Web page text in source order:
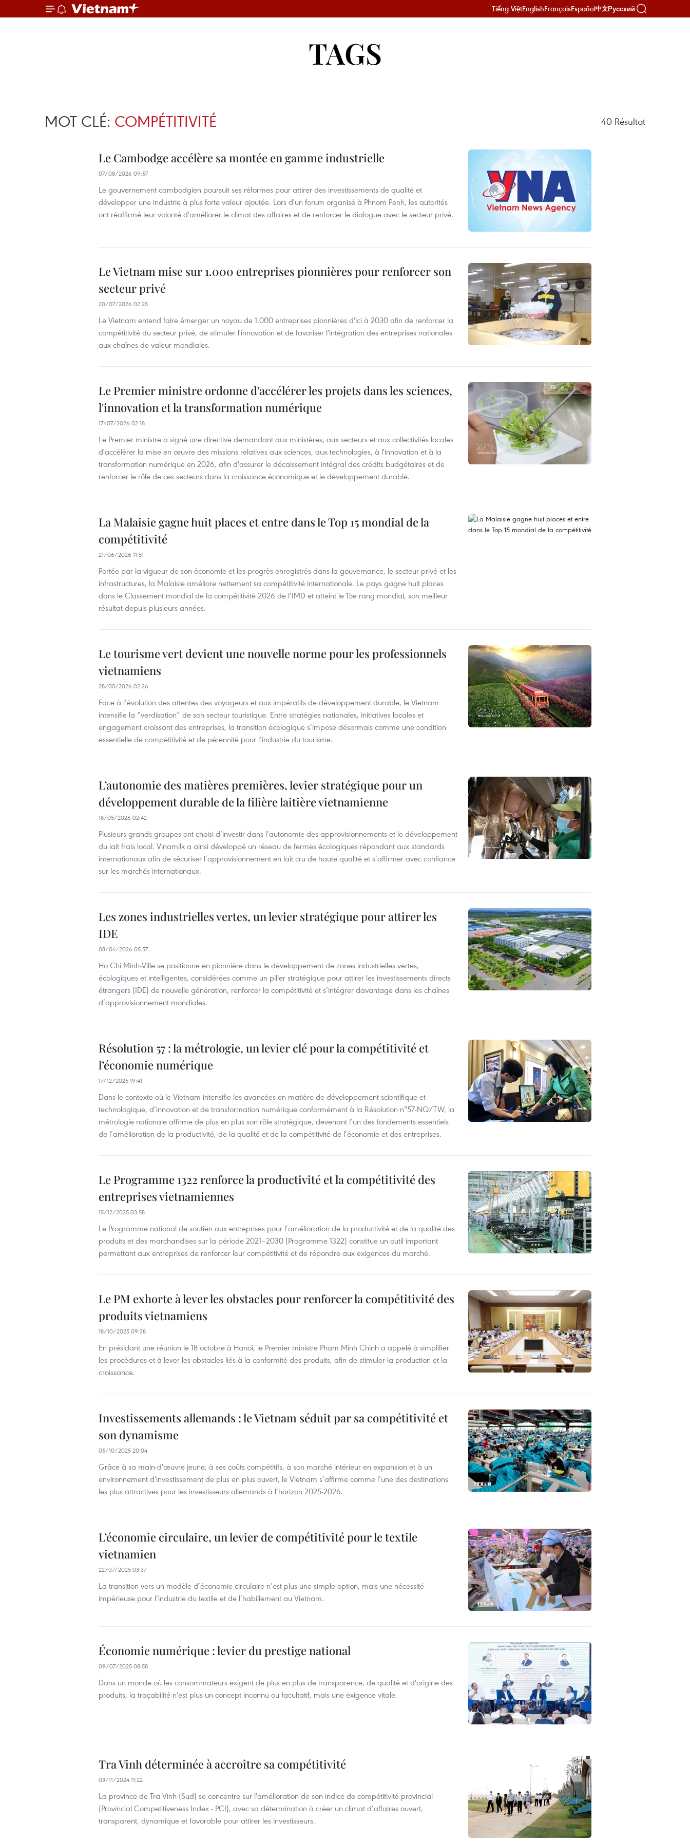
Tiếng ViệtEnglishFrançaisEspañol中文Русский
TAGS
MOT CLÉ: COMPÉTITIVITÉ 40 Résultat
Le Cambodge accélère sa montée en gamme industrielle
07/08/2026 09:57
Le gouvernement cambodgien poursuit ses réformes pour attirer des investissements de qualité et
développer une industrie à plus forte valeur ajoutée. Lors d'un forum organisé à Phnom Penh, les autorités
ont réaffirmé leur volonté d'améliorer le climat des affaires et de renforcer le dialogue avec le secteur privé.
Le Vietnam mise sur 1.000 entreprises pionnières pour renforcer son
secteur privé
20/07/2026 02:25
Le Vietnam entend faire émerger un noyau de 1.000 entreprises pionnières d'ici à 2030 afin de renforcer la
compétitivité du secteur privé, de stimuler l'innovation et de favoriser l'intégration des entreprises nationales
aux chaînes de valeur mondiales.
Le Premier ministre ordonne d'accélérer les projets dans les sciences,
l'innovation et la transformation numérique
17/07/2026 02:18
Le Premier ministre a signé une directive demandant aux ministères, aux secteurs et aux collectivités locales
d'accélérer la mise en œuvre des missions relatives aux sciences, aux technologies, à l'innovation et à la
transformation numérique en 2026, afin d'assurer le décaissement intégral des crédits budgétaires et de
renforcer le rôle de ces secteurs dans la croissance économique et le développement durable.
La Malaisie gagne huit places et entre dans le Top 15 mondial de la
compétitivité
21/06/2026 11:51
Portée par la vigueur de son économie et les progrès enregistrés dans la gouvernance, le secteur privé et les
infrastructures, la Malaisie améliore nettement sa compétitivité internationale. Le pays gagne huit places
dans le Classement mondial de la compétitivité 2026 de l’IMD et atteint le 15e rang mondial, son meilleur
résultat depuis plusieurs années.
Le tourisme vert devient une nouvelle norme pour les professionnels
vietnamiens
28/05/2026 02:26
Face à l’évolution des attentes des voyageurs et aux impératifs de développement durable, le Vietnam
intensifie la “verdisation” de son secteur touristique. Entre stratégies nationales, initiatives locales et
engagement croissant des entreprises, la transition écologique s’impose désormais comme une condition
essentielle de compétitivité et de pérennité pour l’industrie du tourisme.
L’autonomie des matières premières, levier stratégique pour un
développement durable de la filière laitière vietnamienne
18/05/2026 02:42
Plusieurs grands groupes ont choisi d’investir dans l’autonomie des approvisionnements et le développement
du lait frais local. Vinamilk a ainsi développé un réseau de fermes écologiques répondant aux standards
internationaux afin de sécuriser l’approvisionnement en lait cru de haute qualité et s’affirmer avec confiance
sur les marchés internationaux.
Les zones industrielles vertes, un levier stratégique pour attirer les
IDE
08/04/2026 05:57
Ho Chi Minh-Ville se positionne en pionnière dans le développement de zones industrielles vertes,
écologiques et intelligentes, considérées comme un pilier stratégique pour attirer les investissements directs
étrangers (IDE) de nouvelle génération, renforcer la compétitivité et s’intégrer davantage dans les chaînes
d’approvisionnement mondiales.
Résolution 57 : la métrologie, un levier clé pour la compétitivité et
l’économie numérique
17/12/2025 19:41
Dans le contexte où le Vietnam intensifie les avancées en matière de développement scientifique et
technologique, d’innovation et de transformation numérique conformément à la Résolution n°57-NQ/TW, la
métrologie nationale affirme de plus en plus son rôle stratégique, devenant l’un des fondements essentiels
de l’amélioration de la productivité, de la qualité et de la compétitivité de l’économie et des entreprises.
Le Programme 1322 renforce la productivité et la compétitivité des
entreprises vietnamiennes
15/12/2025 03:58
Le Programme national de soutien aux entreprises pour l’amélioration de la productivité et de la qualité des
produits et des marchandises sur la période 2021–2030 (Programme 1322) constitue un outil important
permettant aux entreprises de renforcer leur compétitivité et de répondre aux exigences du marché.
Le PM exhorte à lever les obstacles pour renforcer la compétitivité des
produits vietnamiens
18/10/2025 09:38
En présidant une réunion le 18 octobre à Hanoï, le Premier ministre Pham Minh Chinh a appelé à simplifier
les procédures et à lever les obstacles liés à la conformité des produits, afin de stimuler la production et la
croissance.
Investissements allemands : le Vietnam séduit par sa compétitivité et
son dynamisme
05/10/2025 20:04
Grâce à sa main-d'œuvre jeune, à ses coûts compétitifs, à son marché intérieur en expansion et à un
environnement d'investissement de plus en plus ouvert, le Vietnam s’affirme comme l’une des destinations
les plus attractives pour les investisseurs allemands à l’horizon 2025-2026.
L’économie circulaire, un levier de compétitivité pour le textile
vietnamien
22/07/2025 03:37
La transition vers un modèle d’économie circulaire n’est plus une simple option, mais une nécessité
impérieuse pour l’industrie du textile et de l’habillement au Vietnam.
Économie numérique : levier du prestige national
09/07/2025 08:58
Dans un monde où les consommateurs exigent de plus en plus de transparence, de qualité et d'origine des
produits, la traçabilité n'est plus un concept inconnu ou facultatif, mais une exigence vitale.
Tra Vinh déterminée à accroître sa compétitivité
03/11/2024 11:22
La province de Tra Vinh (Sud) se concentre sur l'amélioration de son indice de compétitivité provincial
(Provincial Competitiveness Index - PCI), avec sa détermination à créer un climat d’affaires ouvert,
transparent, dynamique et favorable pour attirer les investisseurs.